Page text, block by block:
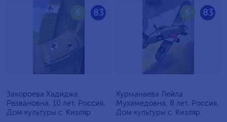
83
6
Закороева Хадиджа
Резвановна, 10 лет, Россия,
Дом культуры с. Кизляр
83
6
Курманаева Лейла
Мухамедовна, 8 лет, Россия,
Дом культуры с. Кизляр